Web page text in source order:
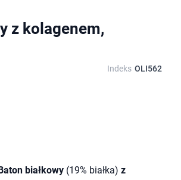
z kolagenem,
Indeks OLI562
białkowy(19% białka) z